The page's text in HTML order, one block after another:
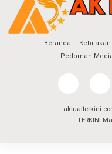
Beranda
Pedoman
TERKINI